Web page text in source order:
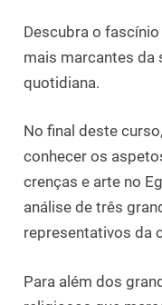
Descubra o
mais marcantes da
quotidiana.
No final deste
conhecer os
crenças e arte no
análise de três
representativos da
Para além dos